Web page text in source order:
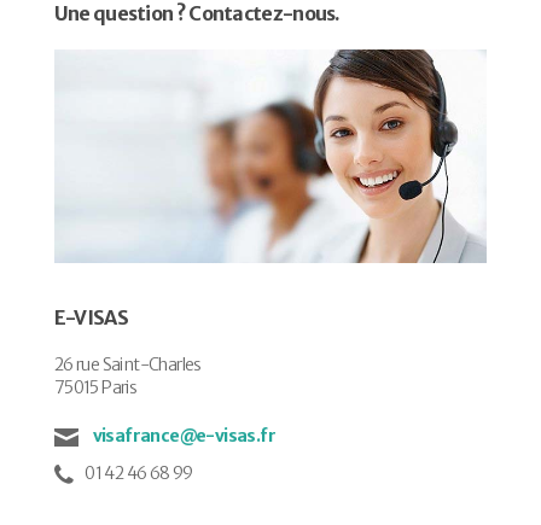
Une question ? Contactez-nous.
E-VISAS
26 rue Saint-Charles
75015 Paris
visafrance@e-visas.fr
01 42 46 68 99